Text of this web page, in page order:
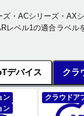
・ACシリーズ・AX
レベル1の適合ラベル
デバイス クラ
ン
ン
クラウドア